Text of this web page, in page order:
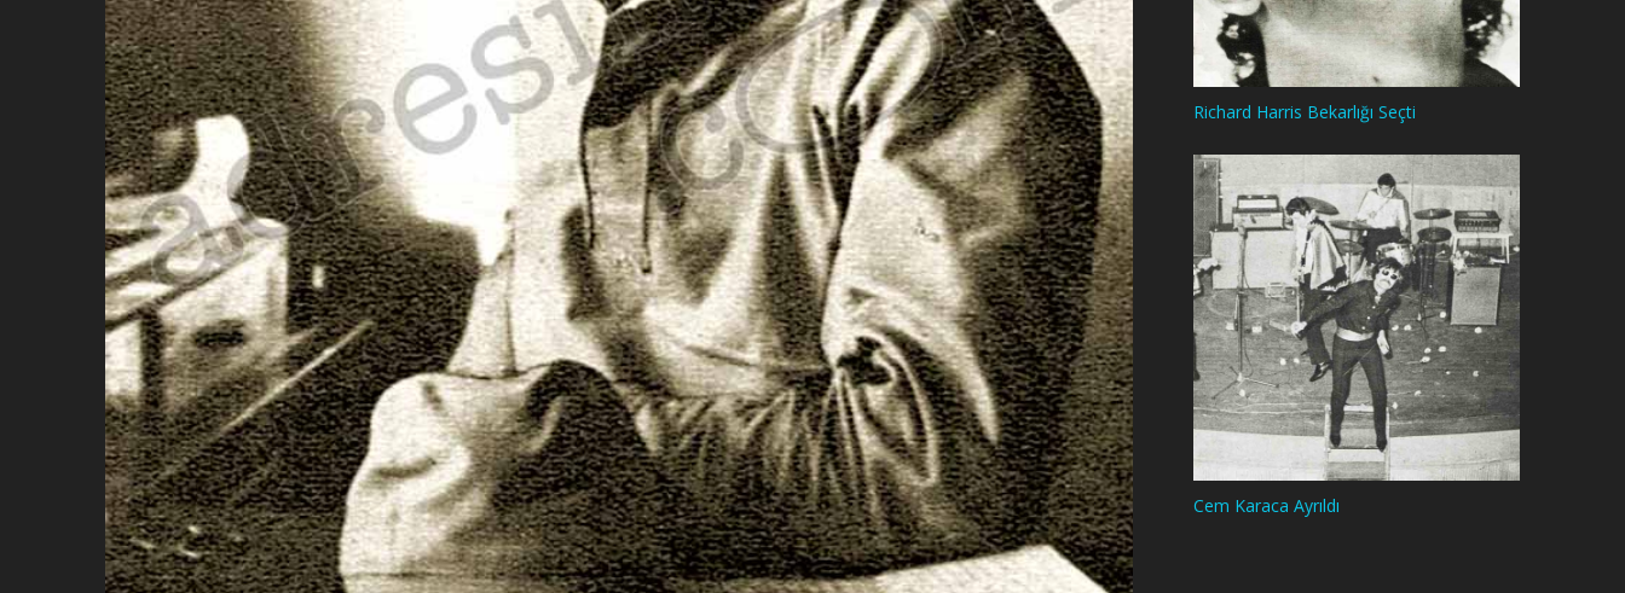
Richard Harris Bekarlığı Seçti
Cem Karaca Ayrıldı